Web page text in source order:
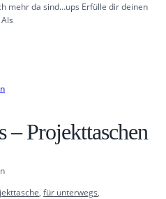
mehr da sind…ups Erfülle dir deinen
Projekttaschen
, für unterwegs